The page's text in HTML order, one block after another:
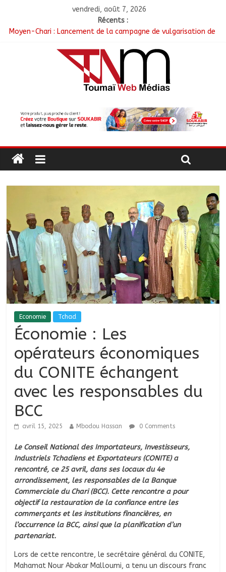
vendredi, août 7, 2026
Récents :
Moyen-Chari : Lancement de la campagne de vulgarisation de
Barh-Koh : Le MPS installe ses nouvelles instances locales à
Borkou : Recrudescence des braquages sur l’axe Faya-Kalaït
N’Djamena : Le maire intensifie le suivi des chantiers
Moyen-Chari : Les nouveaux bacheliers orientés vers leur
avenir
Economie Tchad
Économie : Les
opérateurs économiques
du CONITE échangent
avec les responsables du
BCC
avril 15, 2025 Mbodou Hassan 0 Comments
Le Conseil National des Importateurs, Investisseurs,
Industriels Tchadiens et Exportateurs (CONITE) a
rencontré, ce 25 avril, dans ses locaux du 4e
arrondissement, les responsables de la Banque
Commerciale du Chari (BCC). Cette rencontre a pour
objectif la restauration de la confiance entre les
commerçants et les institutions financières, en
l’occurrence la BCC, ainsi que la planification d’un
partenariat.
Lors de cette rencontre, le secrétaire général du CONITE,
Mahamat Nour Abakar Malloumi, a tenu un discours franc